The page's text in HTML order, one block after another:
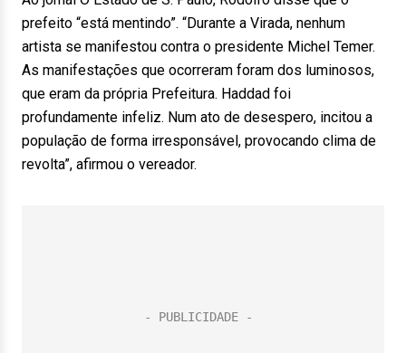
prefeito “está mentindo”. “Durante a Virada, nenhum
artista se manifestou contra o presidente Michel Temer.
As manifestações que ocorreram foram dos luminosos,
que eram da própria Prefeitura. Haddad foi
profundamente infeliz. Num ato de desespero, incitou a
população de forma irresponsável, provocando clima de
revolta”, afirmou o vereador.